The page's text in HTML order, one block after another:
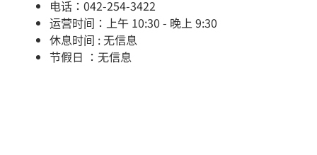
电话：042-254-3422
运营时间：上午 10:30 - 晚上 9:30
休息时间 : 无信息
节假日 ：无信息